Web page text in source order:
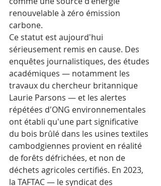
renouvelable à zéro émission
carbone.
Ce statut est aujourd'hui
sérieusement remis en cause. Des
enquêtes journalistiques, des études
académiques — notamment les
travaux du chercheur britannique
Laurie Parsons — et les alertes
répétées d'ONG environnementales
ont établi qu'une part significative
du bois brûlé dans les usines textiles
cambodgiennes provient en réalité
de forêts défrichées, et non de
déchets agricoles certifiés. En 2023,
la TAFTAC — le syndicat des